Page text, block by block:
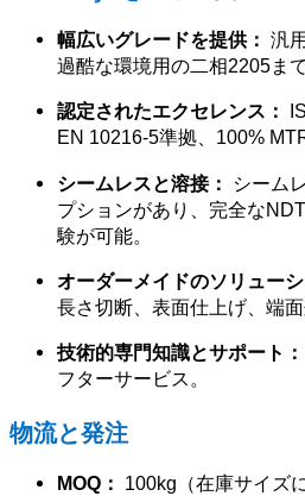
幅広いグレードを提供： 汎
過酷な環境用の二相2205まで
認定されたエクセレンス：
EN 10216-5準拠、100%
シームレスと溶接：
シーム
プションがあり、完全な
験が可能。
オーダーメイドのソリュー
長さ切断、表面仕上げ、端面
技術的専門知識とサポート：
フターサービス。
物流と発注
MOQ： 100kg（在庫サイズ